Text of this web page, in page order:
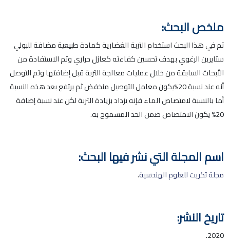
ملخص البحث:
تم في هذا البحث استخدام التربة الغضارية كمادة طبيعية مضافة للبولي
ستايرين الرغوي بهدف تحسين كفاءته كعازل حراري وتم الاستفادة من
الأبحاث السابقة من خلال عمليات معالجة التربة قبل إضافتها وتم التوصل
أنه عند نسبة 20%يكون معامل التوصيل منخفض ثم يرتفع بعد هذه النسبة
أما بالنسبة لامتصاص الماء فإنه يزداد بزيادة التربة لكن عند نسبة إضافة
20% يكون الامتصاص ضمن الحد المسموح به.
اسم المجلة التي نشر فيها البحث:
مجلة تكريت للعلوم الهندسية.
تاريخ النشر:
2020.